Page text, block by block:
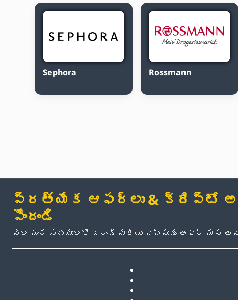
Sephora Rossmann
ప్రత్యేక ఆఫర్లు & క్రిప్టో
పొందండి
వేల మంది సభ్యులతో చేరండి మరియు ఎప్పుడూ ఆఫర్ మిస్